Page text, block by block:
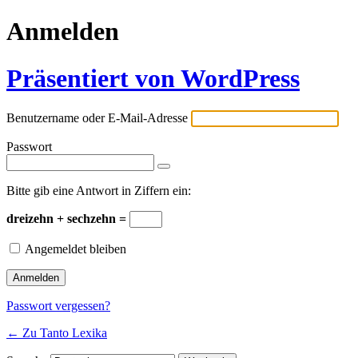
Anmelden
Präsentiert von WordPress
Benutzername oder E-Mail-Adresse
Passwort
Bitte gib eine Antwort in Ziffern ein:
dreizehn + sechzehn =
Angemeldet bleiben
Passwort vergessen?
← Zu Tanto Lexika